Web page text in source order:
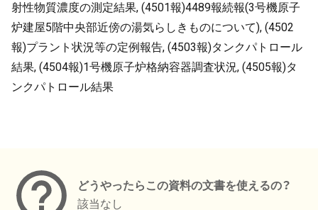
射性物質濃度の測定結果, (4501報)4489報続報(3号機原子
炉建屋5階中央部近傍の湯気らしきものについて), (4502
報)プラント状況等の定例報告, (4503報)タンクパトロール
結果, (4504報)1号機原子炉格納容器調査状況, (4505報)タ
ンクパトロール結果
どうやったらこの資料の文書を使えるの？
該当なし